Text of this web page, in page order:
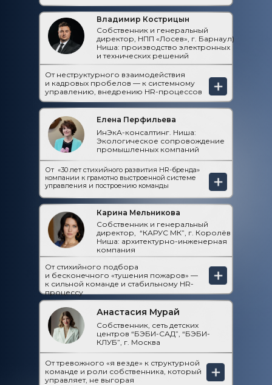
От тревожного «я везде» к структурной
команде и роли собственника, который
управляет, не выгорая
Владимир Кострицын
Собственник и генеральный
директор, НПП «Лосев», г. Барнаул)
Ниша: производство электронных
и технических решений
От неструктурного взаимодействия
и кадровых пробелов — к системному
управлению, внедрению HR-процессов
Елена Перфильева
ИнЭкА-консалтинг. Ниша:
Экологическое сопровождение
промышленных компаний
От «30 лет стихийного развития HR-бренда»
компании к грамотно выстроенной системе
управления и построению команды
Карина Мельникова
Собственник и генеральный
директор, “КАРУС МК”, г. Королёв
Ниша: архитектурно-инженерная
компания
От стихийного подбора
и бесконечного «тушения пожаров» —
к сильной команде и стабильному HR-
процессу
Анастасия Мурай
Собственник, сеть детских
центров “БЭБИ-САД”, “БЭБИ-
КЛУБ”, г. Москва